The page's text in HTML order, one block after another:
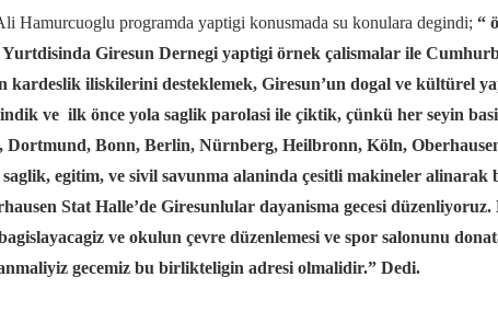
Hamurcuoglu programda yaptigi konusmada su konulara degindi; “
Giresun Dernegi yaptigi örnek çalismalar ile
kardeslik iliskilerini desteklemek, Giresun’un dogal ve kültürel
ve ilk önce yola saglik parolasi ile çiktik, çünkü her seyin
Bonn, Berlin, Nürnberg, Heilbronn, Köln,
egitim, ve sivil savunma alaninda çesitli makineler
Stat Halle’de Giresunlular dayanisma gecesi
ve okulun çevre düzenlemesi ve spor salonunu
gecemiz bu birlikteligin adresi olmalidir.” Dedi.